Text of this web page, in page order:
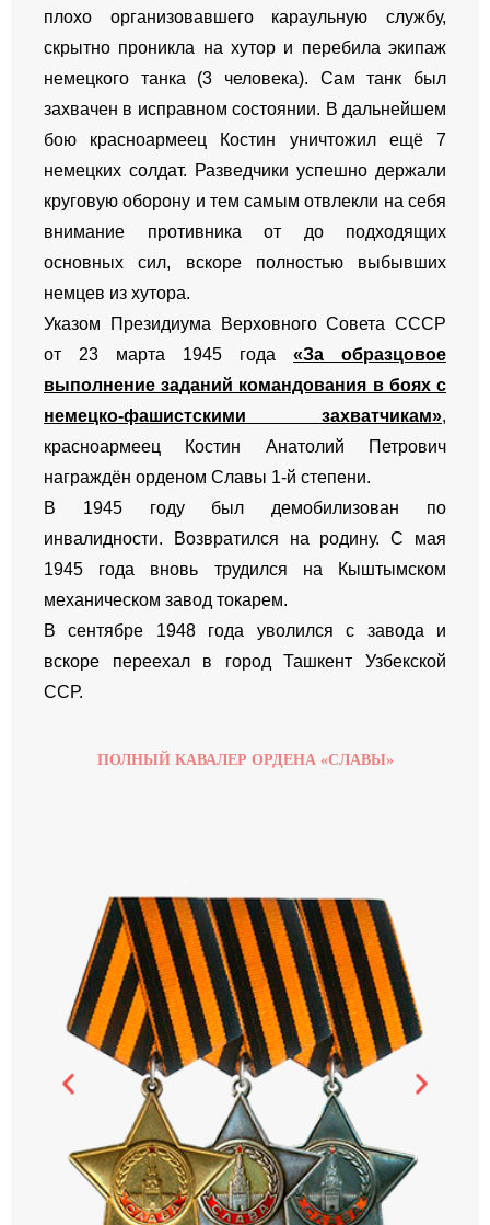
плохо организовавшего караульную службу,
скрытно проникла на хутор и перебила экипаж
немецкого танка (3 человека). Сам танк был
захвачен в исправном состоянии. В дальнейшем
бою красноармеец Костин уничтожил ещё 7
немецких солдат. Разведчики успешно держали
круговую оборону и тем самым отвлекли на себя
внимание противника от до подходящих
основных сил, вскоре полностью выбывших
немцев из хутора.
Указом Президиума Верховного Совета СССР
от 23 марта 1945 года «За образцовое
выполнение заданий командования в боях с
немецко-фашистскими захватчикам»,
красноармеец Костин Анатолий Петрович
награждён орденом Славы 1-й степени.
В 1945 году был демобилизован по
инвалидности. Возвратился на родину. С мая
1945 года вновь трудился на Кыштымском
механическом завод токарем.
В сентябре 1948 года уволился с завода и
вскоре переехал в город Ташкент Узбекской
ССР.
ПОЛНЫЙ КАВАЛЕР ОРДЕНА «СЛАВЫ»